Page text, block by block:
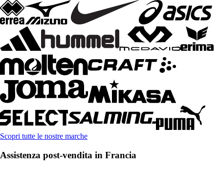
Scopri tutte le nostre marche
Assistenza post-vendita in Francia